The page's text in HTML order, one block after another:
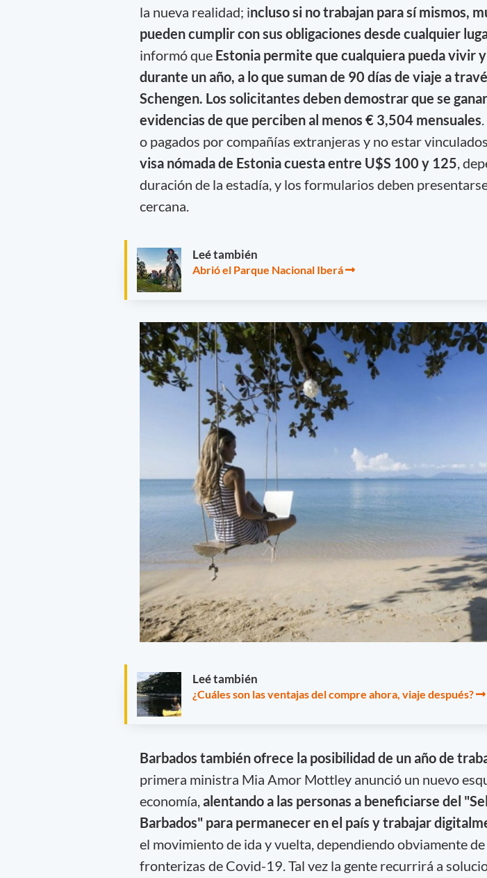
la nueva realidad; incluso si no trabajan para sí mismos,
pueden cumplir con sus obligaciones desde cualquier
informó queEstonia permite que cualquiera pueda vivir
durante un año, a lo que suman de 90 días de viaje a
Schengen. Los solicitantes deben demostrar que se
evidencias de que perciben al menos € 3,504 mensuales
o pagados por compañías extranjeras y no estar
visa nómada de Estonia cuesta entre U$S 100 y 125,
duración de la estadía, y los formularios deben
cercana.
Leé también
Abrió el Parque Nacional Iberá
Leé también
¿Cuáles son las ventajas del compre ahora, viaje después?
Barbados también ofrece la posibilidad de un año de
primera ministra Mia Amor Mottley anunció un nuevo
economía, alentando a las personas a beneficiarse del
Barbados" para permanecer en el país y trabajar
el movimiento de ida y vuelta, dependiendo obviamente
fronterizas de Covid-19. Tal vez la gente recurrirá a